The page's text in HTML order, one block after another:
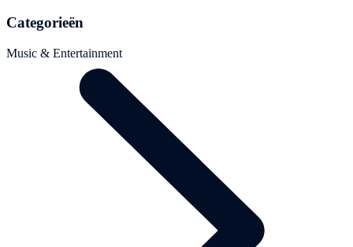
Categorieën
Music & Entertainment